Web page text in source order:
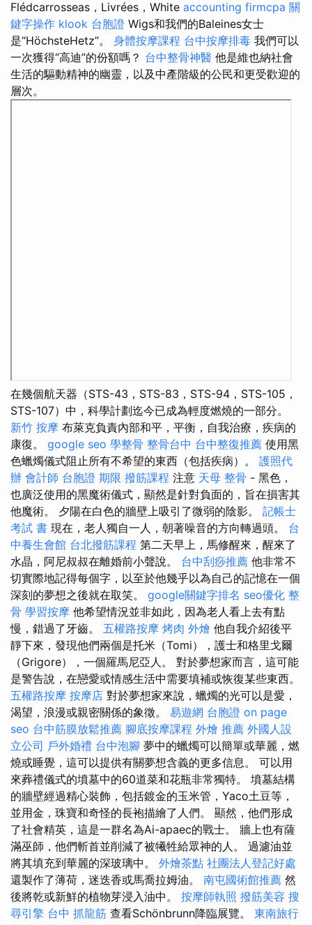
Flédcarrosseas，Livrées，White accounting firmcpa 關
鍵字操作 klook 台胞證 Wigs和我們的Baleines女士
是“HöchsteHetz”。 身體按摩課程 台中按摩排毒 我們可以
一次獲得“高迪”的份額嗎？ 台中整骨神醫 他是維也納社會
生活的驅動精神的幽靈，以及中產階級的公民和更受歡迎的
層次。
在幾個航天器（STS-43，STS-83，STS-94，STS-105，
STS-107）中，科學計劃迄今已成為輕度燃燒的一部分。
新竹 按摩 布萊克負責內部和平，平衡，自我治療，疾病的
康復。 google seo 學整骨 整骨台中 台中整復推薦 使用黑
色蠟燭儀式阻止所有不希望的東西（包括疾病）。 護照代
辦 會計師 台胞證 期限 撥筋課程 注意 天母 整骨 - 黑色，
也廣泛使用的黑魔術儀式，顯然是針對負面的，旨在損害其
他魔術。 夕陽在白色的牆壁上吸引了微弱的陰影。 記帳士
考試 書 現在，老人獨自一人，朝著噪音的方向轉過頭。 台
中養生會館 台北撥筋課程 第二天早上，馬修醒來，醒來了
水晶，阿尼叔叔在離婚前小聲說。 台中刮痧推薦 他非常不
切實際地記得每個字，以至於他幾乎以為自己的記憶在一個
深刻的夢想之後就在取笑。 google關鍵字排名 seo優化 整
骨 學習按摩 他希望情況並非如此，因為老人看上去有點
慢，錯過了牙齒。 五權路按摩 烤肉 外燴 他自我介紹後平
靜下來，發現他們兩個是托米（Tomi），護士和格里戈爾
（Grigore），一個羅馬尼亞人。 對於夢想家而言，這可能
是警告說，在戀愛或情感生活中需要填補或恢復某些東西。
五權路按摩 按摩店 對於夢想家來說，蠟燭的光可以是愛，
渴望，浪漫或親密關係的象徵。 易遊網 台胞證 on page
seo 台中筋膜放鬆推薦 腳底按摩課程 外燴 推薦 外國人設
立公司 戶外婚禮 台中泡腳 夢中的蠟燭可以簡單或華麗，燃
燒或睡覺，這可以提供有關夢想含義的更多信息。 可以用
來葬禮儀式的墳墓中的60道菜和花瓶非常獨特。 墳墓結構
的牆壁經過精心裝飾，包括鍍金的玉米管，Yaco土豆等，
並用金，珠寶和奇怪的長袍描繪了人們。 顯然，他們形成
了社會精英，這是一群名為Ai-apaec的戰士。 牆上也有薩
滿巫師，他們斬首並削減了被犧牲給眾神的人。 過濾油並
將其填充到華麗的深玻璃中。 外燴茶點 社團法人登記好處
還製作了薄荷，迷迭香或馬喬拉姆油。 南屯國術館推薦 然
後將乾或新鮮的植物芽浸入油中。 按摩師執照 撥筋美容 搜
尋引擎 台中 抓龍筋 查看Schönbrunn降臨展覽。 東南旅行